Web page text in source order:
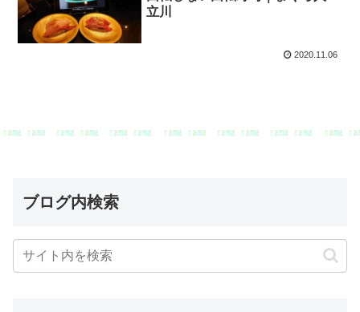
立川
2020.11.06
ブログ内検索